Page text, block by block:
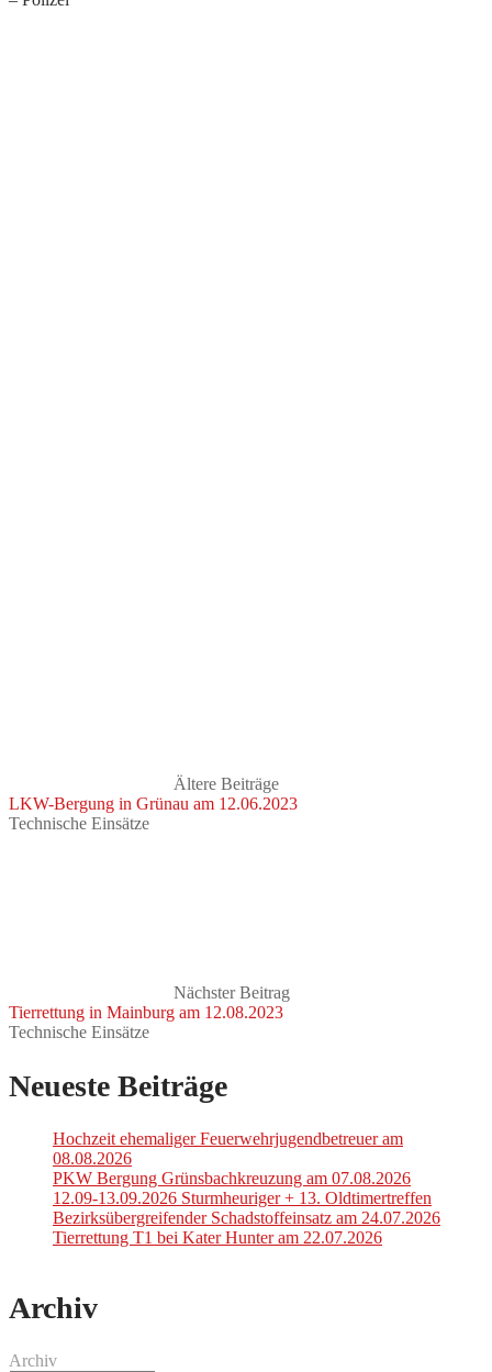
Ältere Beiträge
LKW-Bergung in Grünau am 12.06.2023
Technische Einsätze
Nächster Beitrag
Tierrettung in Mainburg am 12.08.2023
Technische Einsätze
Neueste Beiträge
Hochzeit ehemaliger Feuerwehrjugendbetreuer am
08.08.2026
PKW Bergung Grünsbachkreuzung am 07.08.2026
12.09-13.09.2026 Sturmheuriger + 13. Oldtimertreffen
Bezirksübergreifender Schadstoffeinsatz am 24.07.2026
Tierrettung T1 bei Kater Hunter am 22.07.2026
Archiv
Archiv